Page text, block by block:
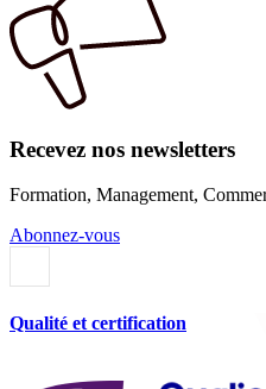
Recevez nos newsletters
Formation, Management,
Abonnez-vous
Qualité et certification